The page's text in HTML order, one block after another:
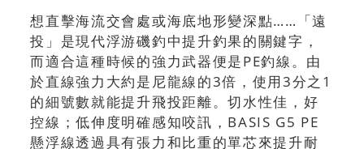
想直擊海流交會處或海底地形變深點……「遠
投」是現代浮游磯釣中提升釣果的關鍵字，
而適合這種時候的強力武器便是PE釣線。由
於直線強力大約是尼龍線的3倍，使用3分之1
的細號數就能提升飛投距離。切水性佳，好
控線；低伸度明確感知咬訊，BASIS G5 PE
懸浮線透過具有張力和比重的單芯來提升耐